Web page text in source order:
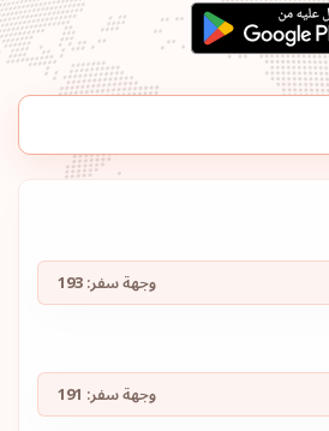
وجهة سفر:193
وجهة سفر: 191